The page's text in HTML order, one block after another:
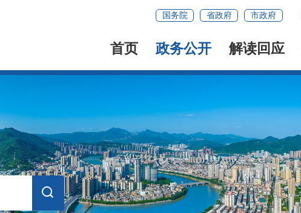
国务院 省政府 市政府
首页 政务公开 解读回应